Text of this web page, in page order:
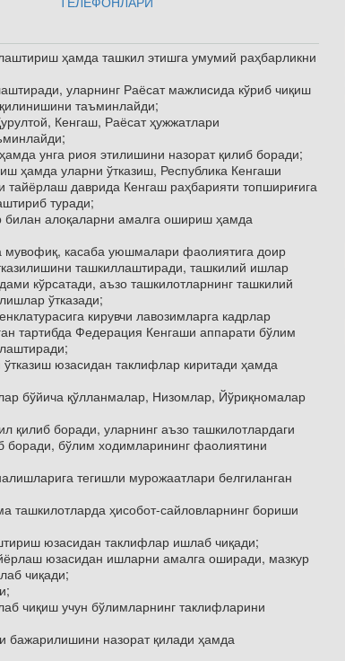
ҳамда ташкил этишга умумий раҳбарликни
уларнинг Раёсат мажлисида кўриб чиқиш
таъминлайди;
Кенгаш, Раёсат ҳужжатлари
унга риоя этилишини назорат қилиб боради;
ҳамда уларни ўтказиш, Республика Кенгаши
даврида Кенгаш раҳбарияти топшириғига
туради;
билан алоқаларни амалга ошириш ҳамда
мувофиқ, касаба уюшмалари фаолиятига доир
ташкиллаштиради, ташкилий ишлар
кўрсатади, аъзо ташкилотларнинг ташкилий
ўтказади;
кирувчи лавозимларга кадрлар
тартибда Федерация Кенгаши аппарати бўлим
юзасидан таклифлар киритади ҳамда
бўйича қўлланмалар, Низомлар, Йўриқномалар
қилиб боради, уларнинг аъзо ташкилотлардаги
боради, бўлим ходимларининг фаолиятини
тегишли мурожаатлари белгиланган
ташкилотларда ҳисобот-сайловларнинг бориши
юзасидан таклифлар ишлаб чиқади;
юзасидан ишларни амалга оширади, мазкур
чиқади;
чиқиш учун бўлимларнинг таклифларини
бажарилишини назорат қилади ҳамда